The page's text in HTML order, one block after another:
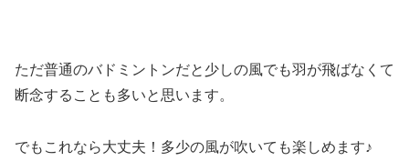
ただ普通のバドミントンだと少しの風でも羽が飛ばなくて
断念することも多いと思います。
でもこれなら大丈夫！多少の風が吹いても楽しめます♪